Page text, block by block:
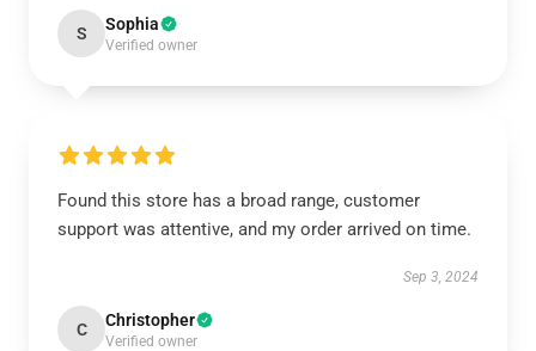
S Sophia
Verified owner
Found this store has a broad range, customer
support was attentive, and my order arrived on time.
Sep 3, 2024
C Christopher
Verified owner